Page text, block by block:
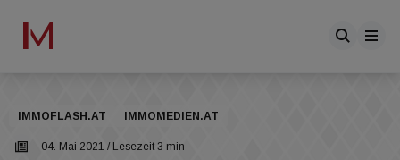
IMMOFLASH.AT IMMOMEDIEN.AT
04. Mai 2021 / Lesezeit 3 min